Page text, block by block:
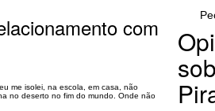
com
me isolei, na escola, em casa, não
no deserto no fim do mundo. Onde não